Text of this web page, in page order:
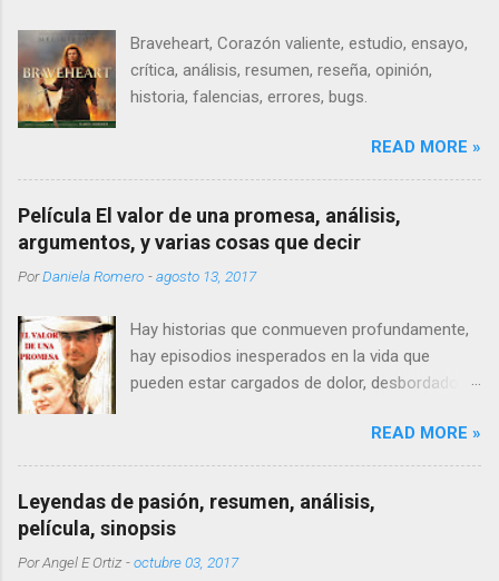
Braveheart, Corazón valiente, estudio, ensayo,
crítica, análisis, resumen, reseña, opinión,
historia, falencias, errores, bugs.
READ MORE »
Película El valor de una promesa, análisis,
argumentos, y varias cosas que decir
PorDaniela Romero -agosto 13, 2017
Hay historias que conmueven profundamente,
hay episodios inesperados en la vida que
pueden estar cargados de dolor, desbordados
suficiente de las penas, un buen día solo nos
vemos transitando por una senda que termina
por encerrarnos, pero qué pasa cuando tienes
12 años o menos y vas por ese camino
sintiéndote solo y olvidado. Bien, creo que a
pesar de la comparación siempre somos
READ MORE »
Leyendas de pasión, resumen, análisis,
película, sinopsis
PorAngel E Ortiz -octubre 03, 2017